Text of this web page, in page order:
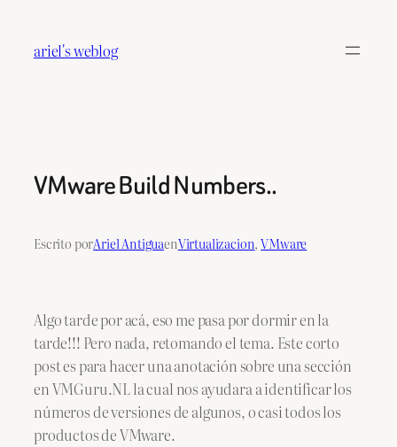
contenido
ariel's weblog
VMware Build Numbers..
Escrito porAriel AntiguaenVirtualizacion, VMware
Algo tarde por acá, eso me pasa por dormir en la
tarde!!! Pero nada, retomando el tema. Este corto
post es para hacer una anotación sobre una sección
en VMGuru.NL la cual nos ayudara a identificar los
números de versiones de algunos, o casi todos los
productos de VMware.